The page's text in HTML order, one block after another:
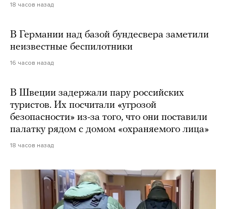
18 часов назад
В Германии над базой бундесвера заметили
неизвестные беспилотники
16 часов назад
В Швеции задержали пару российских
туристов. Их посчитали «угрозой
безопасности» из-за того, что они поставили
палатку рядом с домом «охраняемого лица»
18 часов назад